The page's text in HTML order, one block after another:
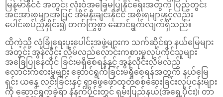
မြန်မာနိုင်ငံ အတွင်း လုံးဝအခြေမပြုနိုင်ရေးအတွက် ပြည်တွင်း
အင်အားစုများအပြင် အိမ်နီးချင်းနိုင်ငံ အစိုးရများနှင့်လည်း
ပေါင်းစပ်ညှိနှိုင်း၍ တက်ကြွစွာ ဆောင်ရွက်လျက်ရှိသည်။
ထိုကဲ့သို့ လုံခြုံရေးပူးပေါင်းအဖွဲ့များက သက်ဆိုင်ရာ နယ်မြေများ
အတွင်း အွန်လိုင်း လိမ်လည်လောင်းကစားမှုလုပ်ကိုင်သူများ
အခြေပြုနေထိုင် ခြင်းမရှိစေရန်နှင့် အွန်လိုင်းလိမ်လည်
လောင်းကစားမှုများ ဆောင်ရွက်ခြင်းမရှိစေရန်အတွက် နယ်မြေ
ရှင်း ယနေ့ လင်းခြင်းနှင့် ရှာဖွေဖော်ထုတ်စစ်ဆေးခြင်းလုပ်ငန်းများ
ကို ဆောင်ရွက်ခဲ့ရာ နံနက်ပိုင်းတွင် ရှမ်းပြည်နယ်(အရှေ့ပိုင်း)၊ တာ